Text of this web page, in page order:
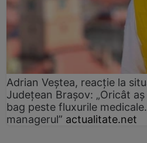
Adrian Veștea, reacție la
Județean Brașov: „Oricât
bag peste fluxurile
managerul” actualitate.net